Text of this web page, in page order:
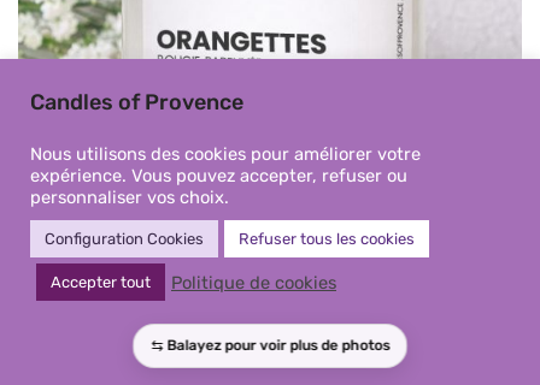
Orangettes – Grande Bougie
parfumée Fait-main en Provence
Candles of Provence
Nous utilisons des cookies pour améliorer votre
expérience. Vous pouvez accepter, refuser ou
personnaliser vos choix.
Configuration Cookies Refuser tous les cookies
Accepter tout Politique de cookies